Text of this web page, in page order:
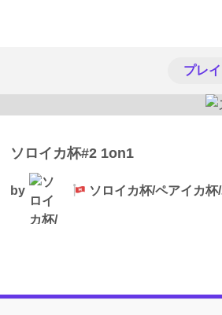
プレ
ソロイカ杯#2 1on1
by ソロイカ杯/ペアイカ